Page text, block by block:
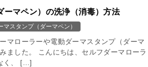
ーマペン）の洗浄（消毒）方法
スタンプ（ダーマペン）
マローラーや電動ダーマスタンプ（ダーマ
ました。 こんにちは、セルフダーマローラ
く、 […]